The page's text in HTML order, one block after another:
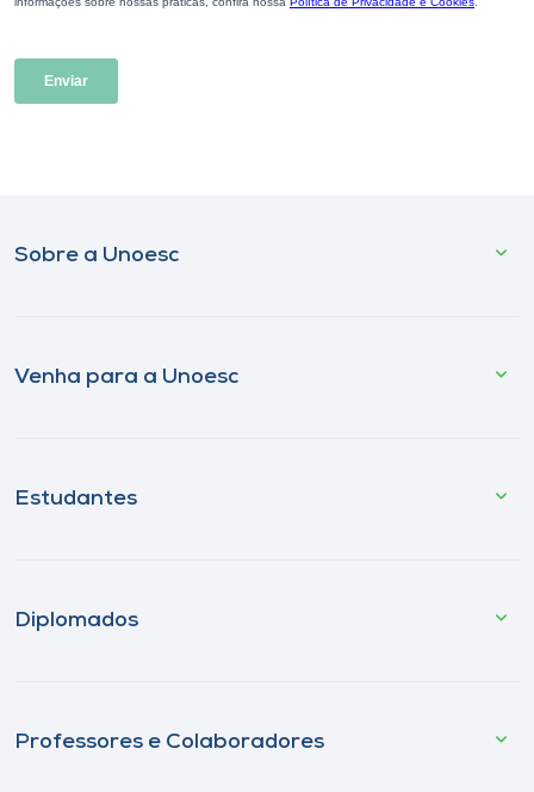
Sobre a Unoesc
Venha para a Unoesc
Estudantes
Diplomados
Professores e Colaboradores